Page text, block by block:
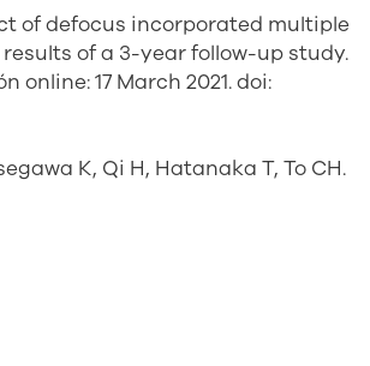
of defocus incorporated multiple
of a 3-year follow-up study.
17 March 2021. doi:
K, Qi H, Hatanaka T, To CH.